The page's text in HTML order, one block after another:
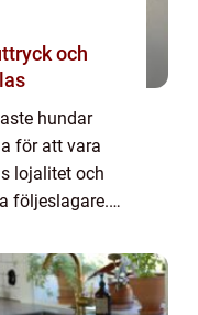
och
hundar
för att vara
lojalitet och
följeslagare.
oemotst...